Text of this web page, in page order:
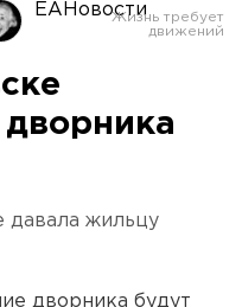
ЕАНовости
жильцу
дворника будут